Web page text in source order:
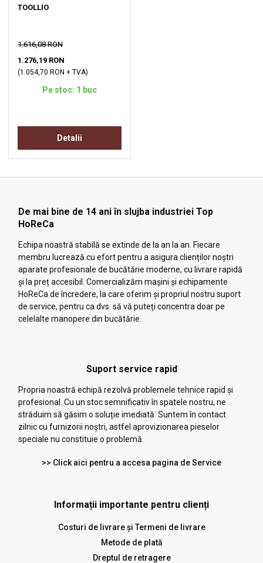
TOOLLIO
1.616,08 RON
1.276,19 RON
(1.054,70 RON + TVA)
Pe stoc: 1 buc
Detalii
De mai bine de 14 ani în slujba industriei Top
HoReCa
Echipa noastră stabilă se extinde de la an la an. Fiecare
membru lucrează cu efort pentru a asigura clienților noștri
aparate profesionale de bucătărie moderne, cu livrare rapidă
și la preț accesibil. Comercializăm mașini și echipamente
HoReCa de încredere, la care oferim și propriul nostru suport
de service, pentru ca dvs. să vă puteți concentra doar pe
celelalte manopere din bucătărie.
Suport service rapid
Propria noastră echipă rezolvă problemele tehnice rapid și
profesional. Cu un stoc semnificativ în spatele nostru, ne
străduim să găsim o soluție imediată. Suntem în contact
zilnic cu furnizorii noștri, astfel aprovizionarea pieselor
speciale nu constituie o problemă.
>> Click aici pentru a accesa pagina de Service
Informații importante pentru clienți
Costuri de livrare și Termeni de livrare
Metode de plată
Dreptul de retragere